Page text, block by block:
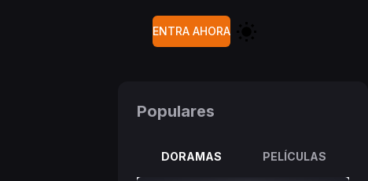
ENTRA AHORA
Populares
DORAMAS PELÍCULAS